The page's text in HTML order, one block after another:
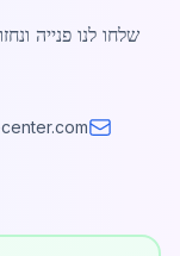
שלחו לנו פנייה